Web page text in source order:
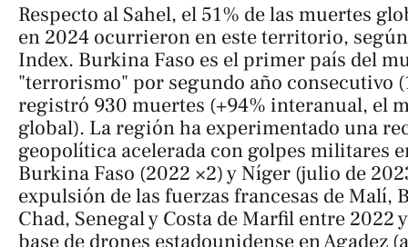
Respecto al Sahel, el 51% de las muertes
en 2024 ocurrieron en este territorio,
Index. Burkina Faso es el primer país del
"terrorismo" por segundo año consecutivo
registró 930 muertes (+94% interanual, el
global). La región ha experimentado una
geopolítica acelerada con golpes militares
Burkina Faso (2022 ×2) y Níger (julio de
expulsión de las fuerzas francesas de Malí,
Chad, Senegal y Costa de Marfil entre 2022
base de drones estadounidense en Agadez